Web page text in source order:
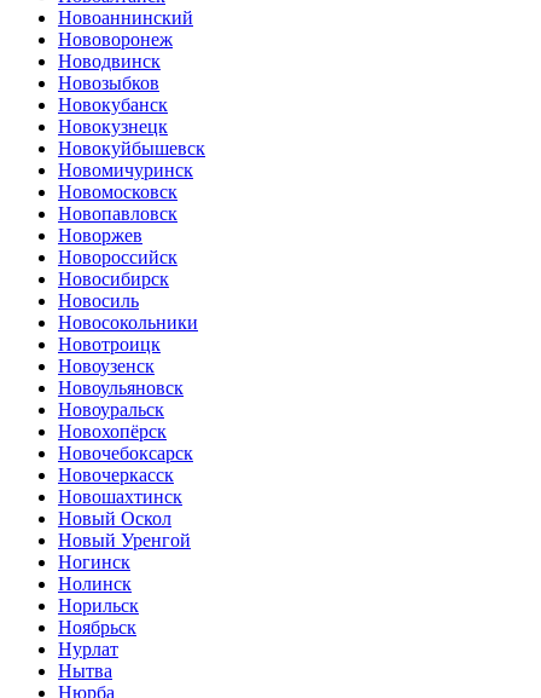
Новоаннинский
Нововоронеж
Новодвинск
Новозыбков
Новокубанск
Новокузнецк
Новокуйбышевск
Новомичуринск
Новомосковск
Новопавловск
Новоржев
Новороссийск
Новосибирск
Новосиль
Новосокольники
Новотроицк
Новоузенск
Новоульяновск
Новоуральск
Новохопёрск
Новочебоксарск
Новочеркасск
Новошахтинск
Новый Оскол
Новый Уренгой
Ногинск
Нолинск
Норильск
Ноябрьск
Нурлат
Нытва
Нюрба